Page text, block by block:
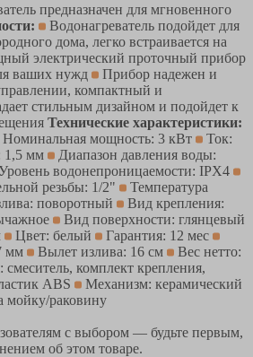
предназначен для мгновенного
Водонагреватель подойдет для
дома, легко встраивается на
электрический проточный прибор
ваших нужд
Прибор надежен и
компактный и
стильным дизайном и подойдет к
Технические характеристики:
Номинальная мощность: 3 кВт
Ток:
1,5 мм
Диапазон давления воды:
водонепроницаемости: IPX4
резьбы: 1/2"
Температура
поворотный
Вид крепления:
Вид поверхности: глянцевый
Цвет: белый
Гарантия: 12 мес
мм
Вылет излива: 16 см
Вес нетто:
комплект крепления,
ABS
Механизм: керамический
мойку/раковину
с выбором — будьте первым,
об этом товаре.